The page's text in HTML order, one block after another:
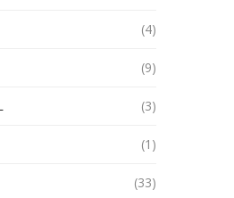
(4)
(9)
(3)
(1)
(33)